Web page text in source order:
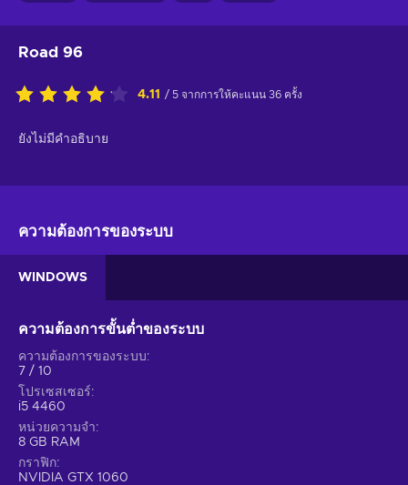
Road 96
4.11 / 5 จากการให้คะแนน 36 ครั้ง
ยังไม่มีคำอธิบาย
ความต้องการของระบบ
WINDOWS
ความต้องการขั้นต่ำของระบบ
ความต้องการของระบบ
7 / 10
โปรเซสเซอร์
i5 4460
หน่วยความจำ
8 GB RAM
กราฟิก
NVIDIA GTX 1060